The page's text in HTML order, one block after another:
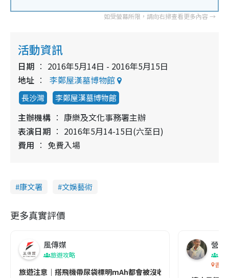
活動資訊
日期
2016年5月14日 - 2016年5月15日
地址
李鄭屋漢墓博物館
長沙灣 李鄭屋漢墓博物館
主辦機構
康樂及文化事務署主辦
表演日期
2016年5月14-15日(六至日)
費用
免費入場
康文署 文娛藝術
更多真實評價
風傳媒
旅遊攻略
旅遊注意｜搭飛機帶尿袋標明mAh都會被沒收😱出發前切記檢查
營養
香港